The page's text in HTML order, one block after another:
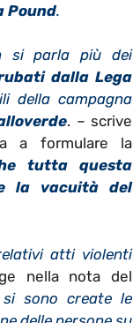
Pound.
si parla più dei
dalla Lega
della campagna
. – scrive
a formulare la
tutta questa
la vacuità del
atti violenti
nella nota del
si sono create le